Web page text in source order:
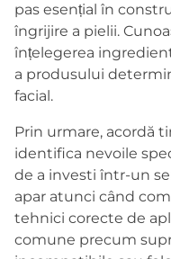
pas esențial în
îngrijire a pielii.
înțelegerea
a produsului
facial.
Prin urmare, acordă
identifica nevoile
de a investi într-un
apar atunci când
tehnici corecte de
comune precum